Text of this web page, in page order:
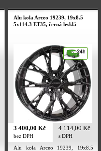
Alu kola Arceo 19239, 19x8.5
5x114.3 ET35, černá lesklá
3 400,00 Kč
bez DPH
4 114,00 Kč
s DPH
Alu kola Arceo 19239, 19x8.5